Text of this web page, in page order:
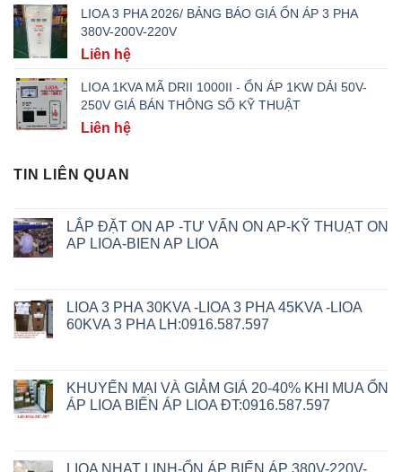
LIOA 3 PHA 2026/ BẢNG BÁO GIÁ ỔN ÁP 3 PHA
380V-200V-220V
Liên hệ
LIOA 1KVA MÃ DRII 1000II - ỔN ÁP 1KW DẢI 50V-
250V GIÁ BÁN THÔNG SỐ KỸ THUẬT
Liên hệ
TIN LIÊN QUAN
LẮP ĐẶT ON AP -TƯ VẤN ON AP-KỸ THUẠT ON
AP LIOA-BIEN AP LIOA
LIOA 3 PHA 30KVA -LIOA 3 PHA 45KVA -LIOA
60KVA 3 PHA LH:0916.587.597
KHUYẾN MẠI VÀ GIẢM GIÁ 20-40% KHI MUA ỔN
ÁP LIOA BIẾN ÁP LIOA ĐT:0916.587.597